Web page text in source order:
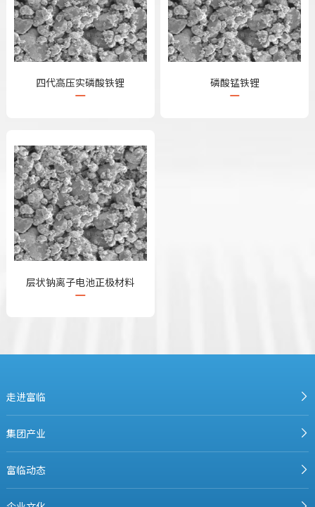
四代高压实磷酸铁锂 磷酸锰铁锂
层状钠离子电池正极材料
走进富临
集团产业
富临动态